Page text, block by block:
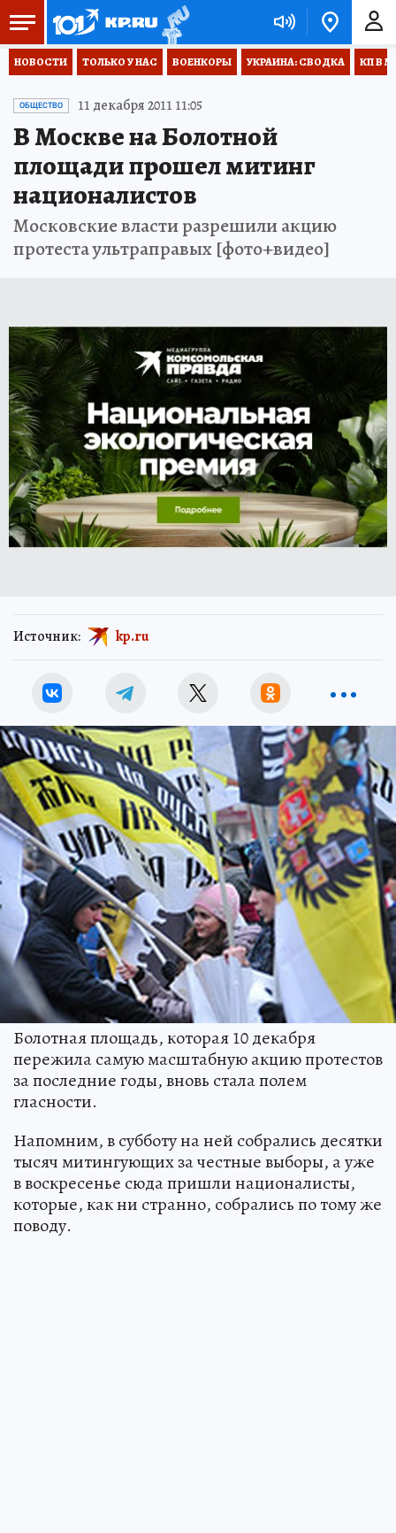
НОВОСТИ ТОЛЬКО У НАС ВОЕНКОРЫ УКРАИНА: СВОДКА КП В
ОБЩЕСТВО 11 декабря 2011 11:05
В Москве на Болотной
площади прошел митинг
националистов
Московские власти разрешили акцию
протеста ультраправых [фото+видео]
Источник: kp.ru
Болотная площадь, которая 10 декабря
пережила самую масштабную акцию протестов
за последние годы, вновь стала полем
гласности.
Напомним, в субботу на ней собрались десятки
тысяч митингующих за честные выборы, а уже
в воскресенье сюда пришли националисты,
которые, как ни странно, собрались по тому же
поводу.